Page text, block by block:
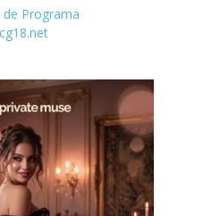
de Programa